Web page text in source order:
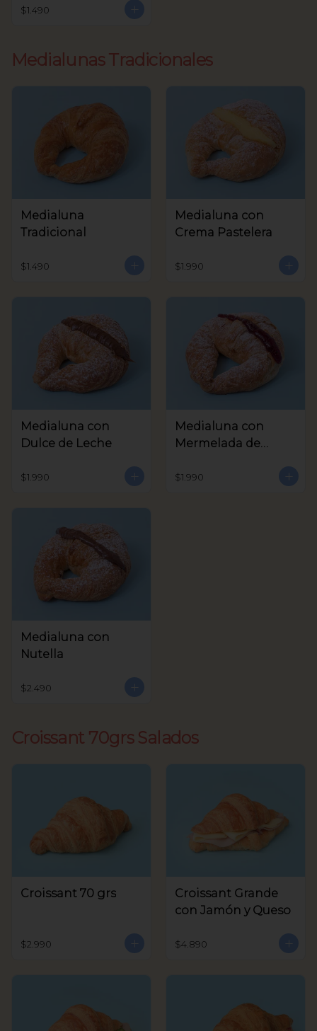
$1.490
Medialunas Tradicionales
Medialuna
Tradicional
$1.490
Medialuna con
Crema Pastelera
$1.990
Medialuna con
Dulce de Leche
$1.990
Medialuna con
Mermelada de
$1.990
Medialuna con
Nutella
$2.490
Croissant 70grs Salados
Croissant 70 grs
$2.990
Croissant Grande
con Jamón y Queso
$4.890